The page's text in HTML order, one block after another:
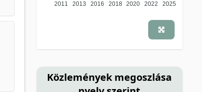
2011 2013 2016 2018 2020 2022 2025
Közlemények megoszlása